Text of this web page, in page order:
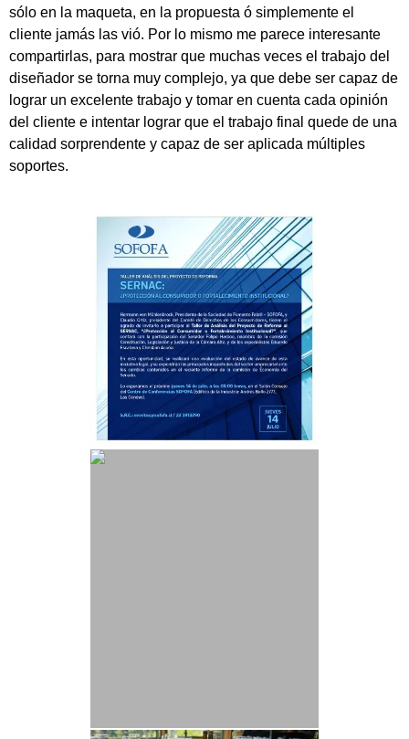
sólo en la maqueta, en la propuesta ó simplemente el
cliente jamás las vió. Por lo mismo me parece interesante
compartirlas, para mostrar que muchas veces el trabajo del
diseñador se torna muy complejo, ya que debe ser capaz de
lograr un excelente trabajo y tomar en cuenta cada opinión
del cliente e intentar lograr que el trabajo final quede de una
calidad sorprendente y capaz de ser aplicada múltiples
soportes.